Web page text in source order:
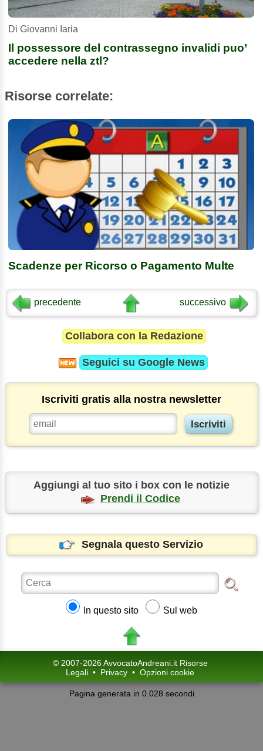
Di Giovanni Iaria
Il possessore del contrassegno invalidi puo’
accedere nella ztl?
Risorse correlate:
Scadenze per Ricorso o Pagamento Multe
precedente successivo
Collabora con la Redazione
Seguici su Google News
Iscriviti gratis alla nostra newsletter
Aggiungi al tuo sito i box con le notizie
Prendi il Codice
Segnala questo Servizio
In questo sito Sul web
© 2007-2026 AvvocatoAndreani.it Risorse
Legali • Privacy • Opzioni cookie
Pagina generata in 0.028 secondi